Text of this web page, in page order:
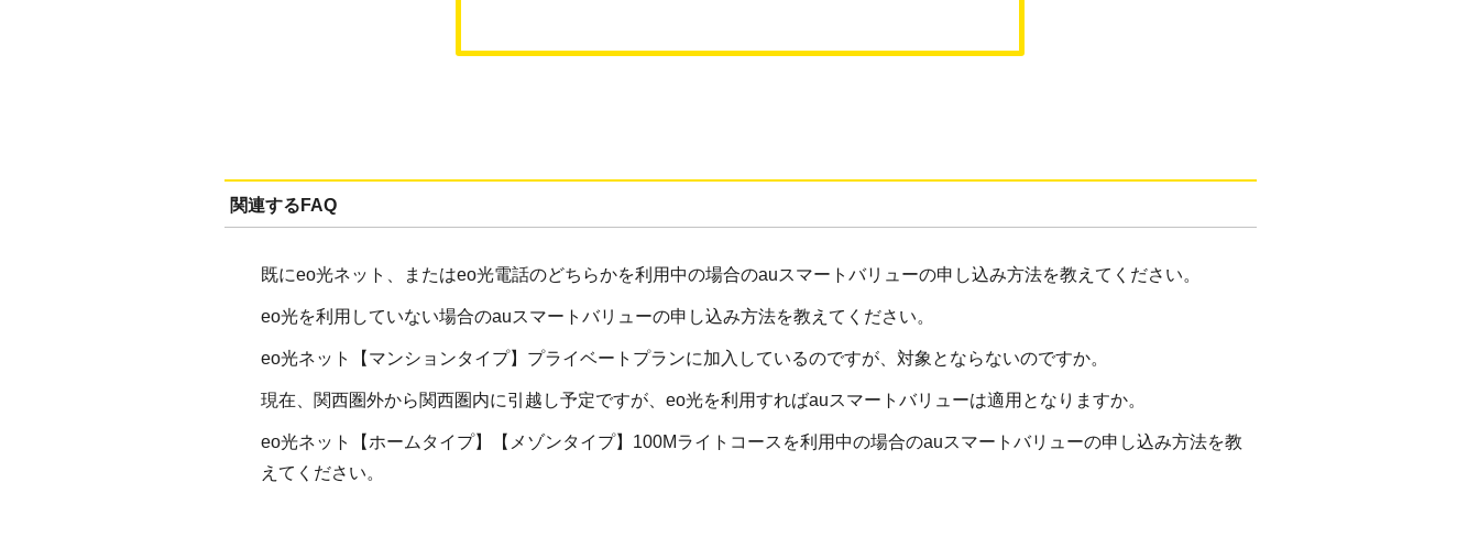
関連するFAQ
既にeo光ネット、またはeo光電話のどちらかを利用中の場合のauスマートバリューの申し込み方法を教えてください。
eo光を利用していない場合のauスマートバリューの申し込み方法を教えてください。
eo光ネット【マンションタイプ】プライベートプランに加入しているのですが、対象とならないのですか。
現在、関西圏外から関西圏内に引越し予定ですが、eo光を利用すればauスマートバリューは適用となりますか。
eo光ネット【ホームタイプ】【メゾンタイプ】100Mライトコースを利用中の場合のauスマートバリューの申し込み方法を教
えてください。